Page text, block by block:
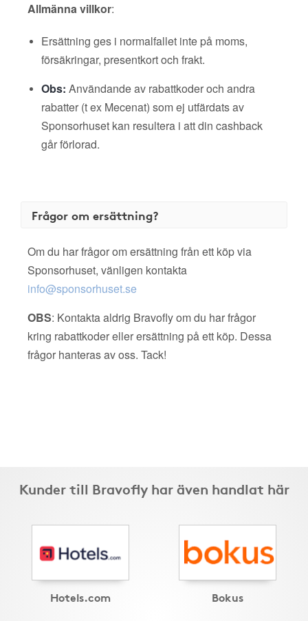
Allmänna villkor:
Ersättning ges i normalfallet inte på moms,
försäkringar, presentkort och frakt.
Obs: Användande av rabattkoder och andra
rabatter (t ex Mecenat) som ej utfärdats av
Sponsorhuset kan resultera i att din cashback
går förlorad.
Frågor om ersättning?
Om du har frågor om ersättning från ett köp via
Sponsorhuset, vänligen kontakta
info@sponsorhuset.se
OBS: Kontakta aldrig Bravofly om du har frågor
kring rabattkoder eller ersättning på ett köp. Dessa
frågor hanteras av oss. Tack!
Kunder till Bravofly har även handlat här
Hotels.com Bokus